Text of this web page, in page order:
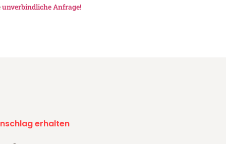
unverbindliche Anfrage!
erhalten